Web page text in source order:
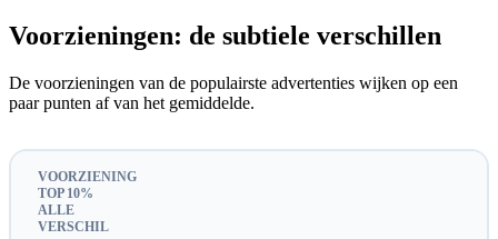
Voorzieningen: de subtiele verschillen
De voorzieningen van de populairste advertenties wijken op een
paar punten af van het gemiddelde.
VOORZIENING
TOP 10%
ALLE
VERSCHIL